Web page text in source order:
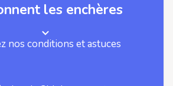
les enchères
nos conditions et astuces